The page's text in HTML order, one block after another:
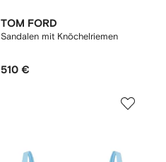
TOM FORD
Sandalen mit Knöchelriemen
510 €